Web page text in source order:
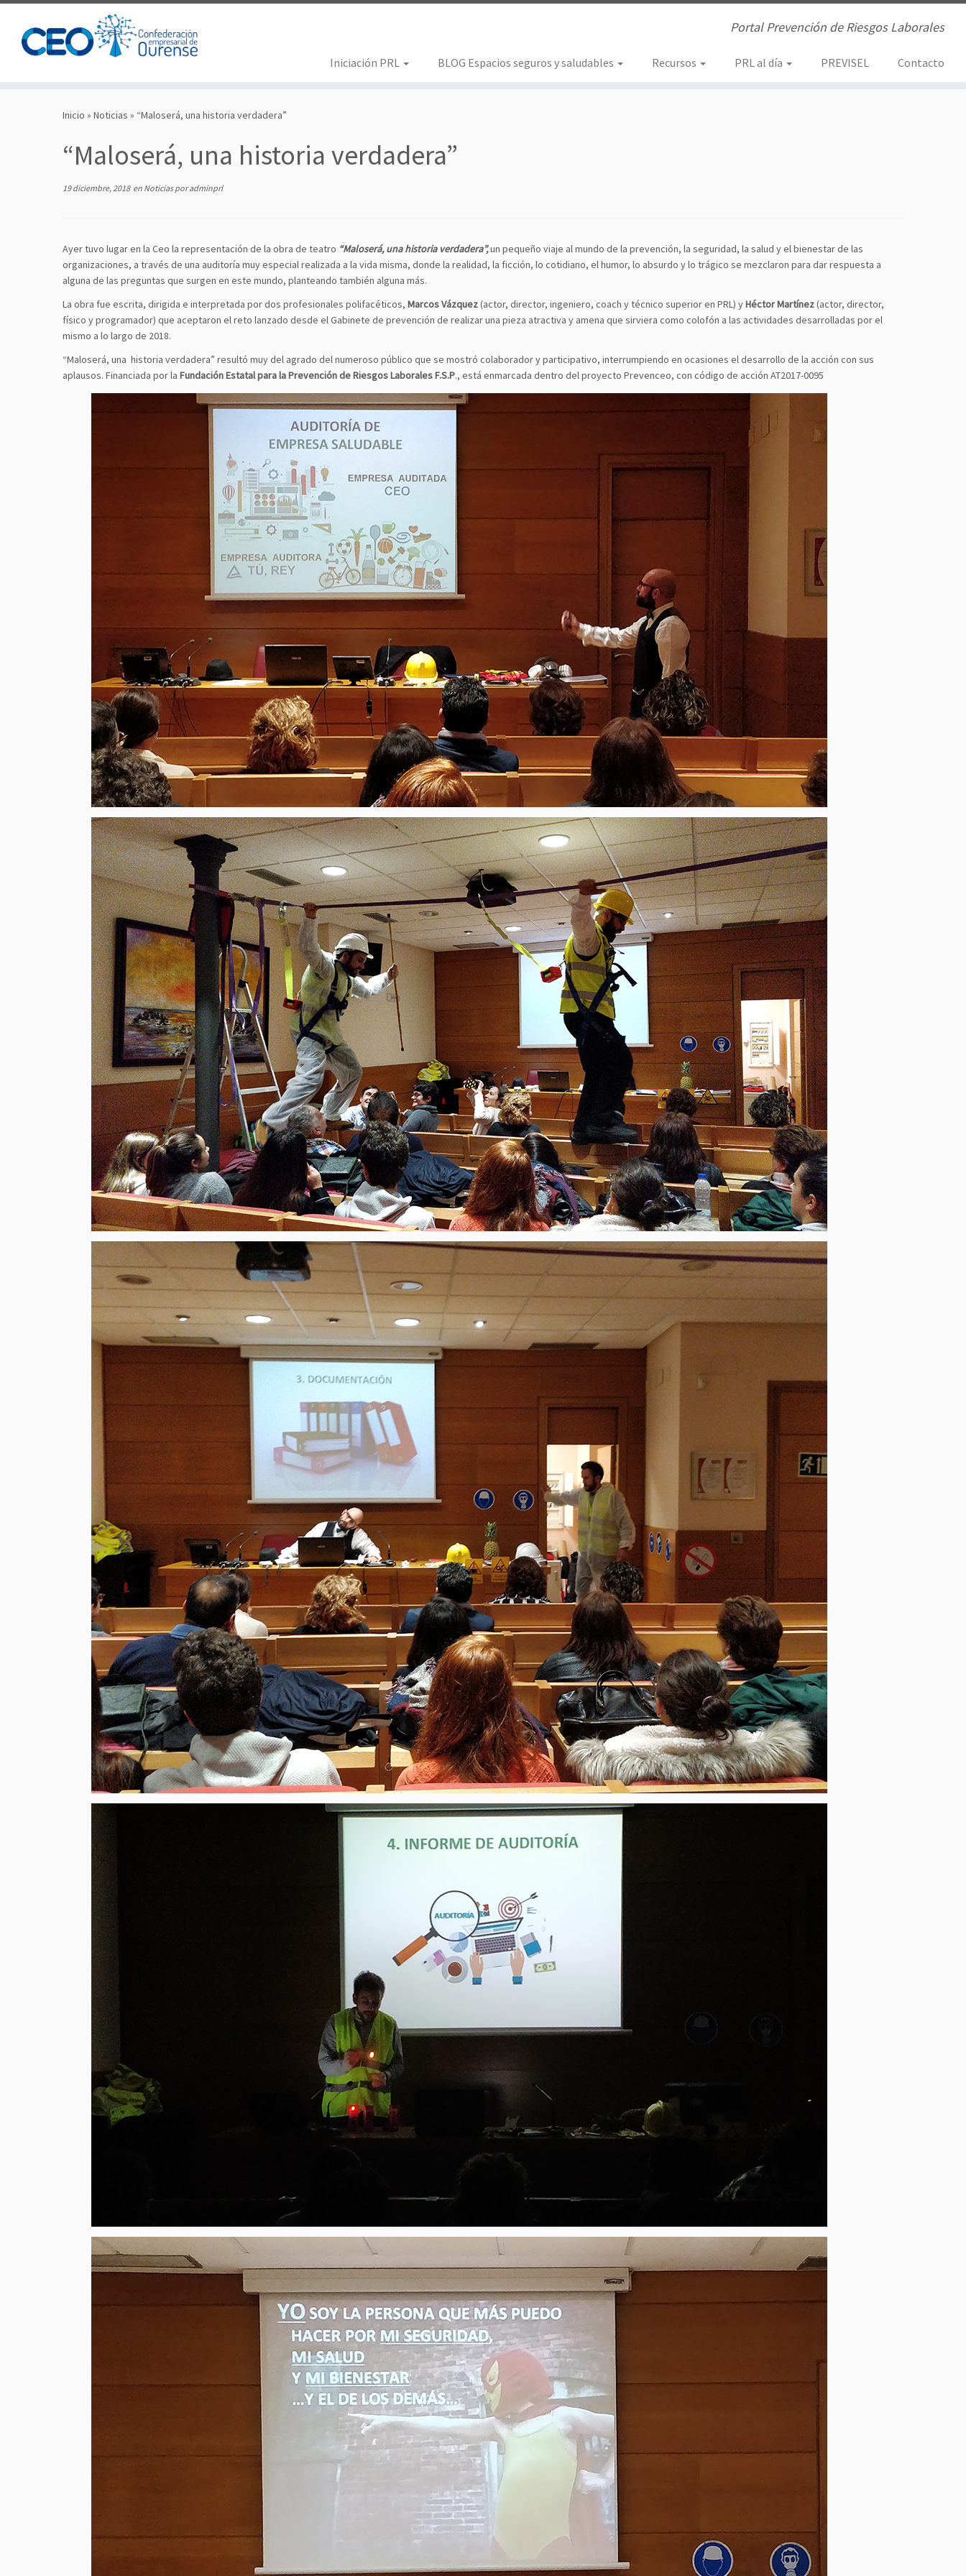
Portal Prevención de Riesgos Laborales
Iniciación PRL BLOG Espacios seguros y saludables Recursos PRL al día PREVISEL Contacto
Inicio » Noticias » “Maloserá, una historia verdadera”
“Maloserá, una historia verdadera”
19 diciembre, 2018en Noticiasporadminprl
Ayer tuvo lugar en la Ceo la representación de la obra de teatro “Maloserá, una historia verdadera”,un pequeño viaje al mundo de la prevención, la seguridad, la salud y el bienestar de las
organizaciones, a través de una auditoría muy especial realizada a la vida misma, donde la realidad, la ficción, lo cotidiano, el humor, lo absurdo y lo trágico se mezclaron para dar respuesta a
alguna de las preguntas que surgen en este mundo, planteando también alguna más.
La obra fue escrita, dirigida e interpretada por dos profesionales polifacéticos, Marcos Vázquez(actor, director, ingeniero, coach y técnico superior en PRL) yHéctor Martínez(actor, director,
físico y programador) que aceptaron el reto lanzado desde el Gabinete de prevención de realizar una pieza atractiva y amena que sirviera como colofón a las actividades desarrolladas por el
mismo a lo largo de 2018.
“Maloserá, una historia verdadera” resultó muy del agrado del numeroso público que se mostró colaborador y participativo, interrumpiendo en ocasiones el desarrollo de la acción con sus
aplausos. Financiada por la Fundación Estatal para la Prevención de Riesgos Laborales F.S.P., está enmarcada dentro del proyecto Prevenceo, con código de acción AT2017-0095